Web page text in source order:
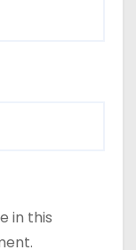
in this